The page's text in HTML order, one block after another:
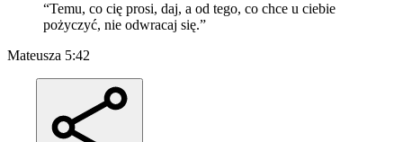
“Temu, co cię prosi, daj, a od tego, co chce u ciebie
pożyczyć, nie odwracaj się.”
Mateusza 5:42